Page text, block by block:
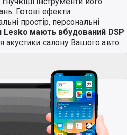
Готові ефекти
простір, персональні
Lesko мають вбудований DSP
салону Вашого авто.